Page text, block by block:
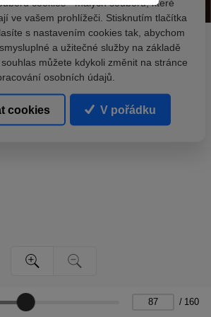
/ 160
cookies - malých souborů, které
ve vašem prohlížeči. Stisknutím tlačítka
s nastavením cookies tak, abychom
a užitečné služby na základě
můžete kdykoli změnit na stránce
osobních údajů.
cookies V pořádku